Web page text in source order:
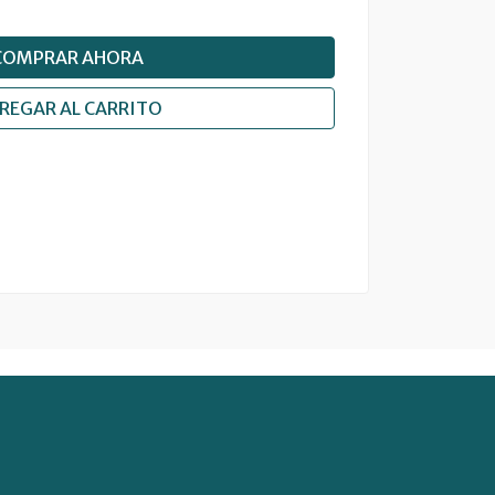
AHORA
AL CARRITO